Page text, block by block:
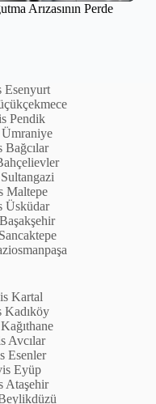
Arızasının Perde
Esenyurt
Pendik
Bağcılar
Maltepe
Üsküdar
Kartal
Kadıköy
Avcılar
Esenler
Eyüp
Ataşehir